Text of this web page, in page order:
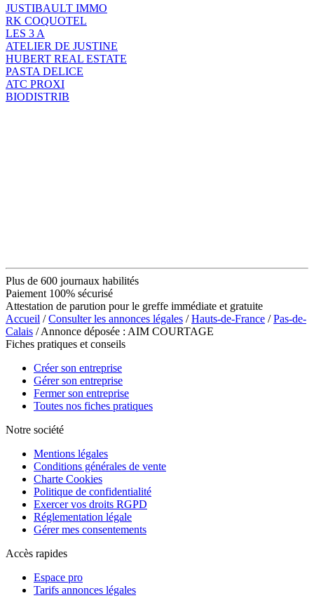
JUSTIBAULT IMMO
RK COQUOTEL
LES 3 A
ATELIER DE JUSTINE
HUBERT REAL ESTATE
PASTA DELICE
ATC PROXI
BIODISTRIB
Plus de 600 journaux habilités
Paiement 100% sécurisé
Attestation de parution pour le greffe immédiate et gratuite
Accueil /Consulter les annonces légales /Hauts-de-France /Pas-de-
Calais / Annonce déposée : AIM COURTAGE
Fiches pratiques et conseils
Créer son entreprise
Gérer son entreprise
Fermer son entreprise
Toutes nos fiches pratiques
Notre société
Mentions légales
Conditions générales de vente
Charte Cookies
Politique de confidentialité
Exercer vos droits RGPD
Réglementation légale
Gérer mes consentements
Accès rapides
Espace pro
Tarifs annonces légales